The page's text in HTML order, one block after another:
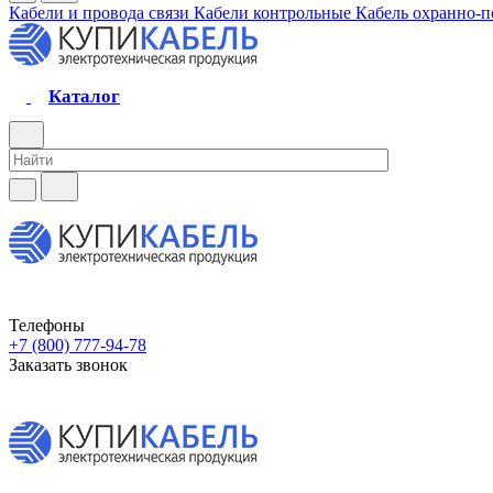
Кабели и провода связи Кабели контрольные Кабель охранно-
Каталог
Телефоны
+7 (800) 777-94-78
Заказать звонок